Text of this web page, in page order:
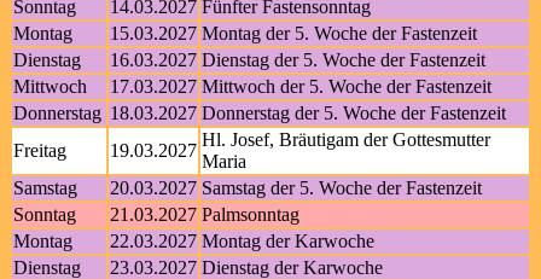
Sonntag
14.03.2027 Fünfter Fastensonntag
Montag
15.03.2027 Montag der 5. Woche der Fastenzeit
Dienstag
16.03.2027 Dienstag der 5. Woche der Fastenzeit
Mittwoch
17.03.2027 Mittwoch der 5. Woche der Fastenzeit
Donnerstag 18.03.2027 Donnerstag der 5. Woche der Fastenzeit
Freitag
19.03.2027
Hl. Josef, Bräutigam der Gottesmutter
Maria
Samstag
20.03.2027 Samstag der 5. Woche der Fastenzeit
Sonntag
21.03.2027 Palmsonntag
Montag
22.03.2027 Montag der Karwoche
Dienstag
23.03.2027 Dienstag der Karwoche